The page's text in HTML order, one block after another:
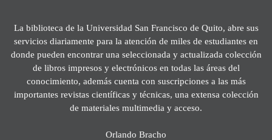
La biblioteca de la Universidad San Francisco de Quito, abre sus
servicios diariamente para la atención de miles de estudiantes en
donde pueden encontrar una seleccionada y actualizada colección
de libros impresos y electrónicos en todas las áreas del
conocimiento, además cuenta con suscripciones a las más
importantes revistas científicas y técnicas, una extensa colección
de materiales multimedia y acceso.
Orlando Bracho